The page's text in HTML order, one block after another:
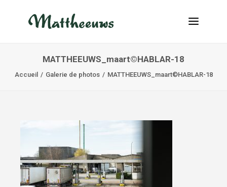
NOUVELLES
POSTES VACANTS
INFO@MATTHEEUWS.COM
+32 58 31 17 79
MATTHEEUWS_maart©HABLAR-18
Accueil Galerie de photos MATTHEEUWS_maart©HABLAR-18